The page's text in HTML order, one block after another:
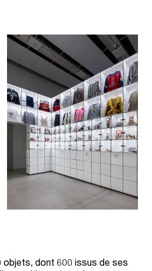
objets, dont 600 issus de ses